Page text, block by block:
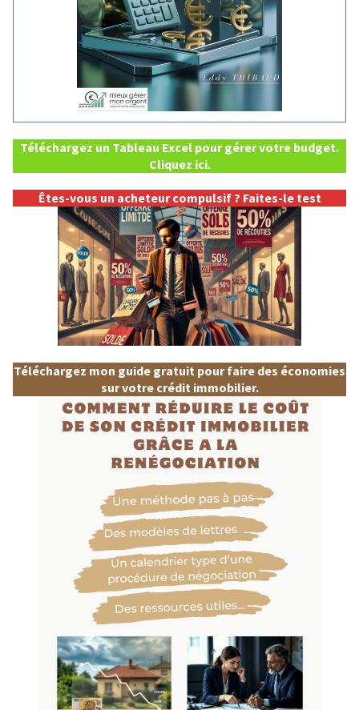
Téléchargez un Tableau Excel pour gérer votre budget.
Cliquez ici.
Êtes-vous un acheteur compulsif ? Faites-le test
Téléchargez mon guide gratuit pour faire des économies
sur votre crédit immobilier.